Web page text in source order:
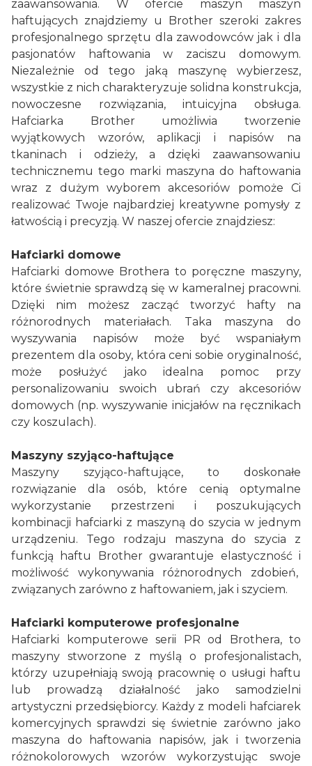
zaawansowania. W ofercie maszyn maszyn
haftujących znajdziemy u Brother szeroki zakres
profesjonalnego sprzętu dla zawodowców jak i dla
pasjonatów haftowania w zaciszu domowym.
Niezależnie od tego jaką maszynę wybierzesz,
wszystkie z nich charakteryzuje solidna konstrukcja,
nowoczesne rozwiązania, intuicyjna obsługa.
Hafciarka Brother umożliwia tworzenie
wyjątkowych wzorów, aplikacji i napisów na
tkaninach i odzieży, a dzięki zaawansowaniu
technicznemu tego marki maszyna do haftowania
wraz z dużym wyborem akcesoriów pomoże Ci
realizować Twoje najbardziej kreatywne pomysły z
łatwością i precyzją. W naszej ofercie znajdziesz:
Hafciarki domowe
Hafciarki domowe Brothera to poręczne maszyny,
które świetnie sprawdzą się w kameralnej pracowni.
Dzięki nim możesz zacząć tworzyć hafty na
różnorodnych materiałach. Taka maszyna do
wyszywania napisów może być wspaniałym
prezentem dla osoby, która ceni sobie oryginalność,
może posłużyć jako idealna pomoc przy
personalizowaniu swoich ubrań czy akcesoriów
domowych (np. wyszywanie inicjałów na ręcznikach
czy koszulach).
Maszyny szyjąco-haftujące
Maszyny szyjąco-haftujące, to doskonałe
rozwiązanie dla osób, które cenią optymalne
wykorzystanie przestrzeni i poszukujących
kombinacji hafciarki z maszyną do szycia w jednym
urządzeniu. Tego rodzaju maszyna do szycia z
funkcją haftu Brother gwarantuje elastyczność i
możliwość wykonywania różnorodnych zdobień,
związanych zarówno z haftowaniem, jak i szyciem.
Hafciarki komputerowe profesjonalne
Hafciarki komputerowe serii PR od Brothera, to
maszyny stworzone z myślą o profesjonalistach,
którzy uzupełniają swoją pracownię o usługi haftu
lub prowadzą działalność jako samodzielni
artystyczni przedsiębiorcy. Każdy z modeli hafciarek
komercyjnych sprawdzi się świetnie zarówno jako
maszyna do haftowania napisów, jak i tworzenia
różnokolorowych wzorów wykorzystując swoje